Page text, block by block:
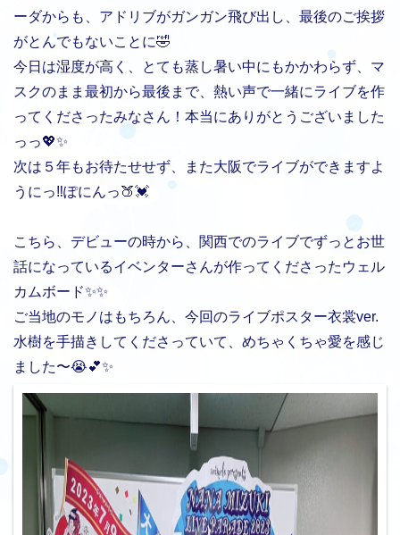
ーダからも、アドリブがガンガン飛び出し、最後のご挨拶
がとんでもないことに🤣
今日は湿度が高く、とても蒸し暑い中にもかかわらず、マ
スクのまま最初から最後まで、熱い声で一緒にライブを作
ってくださったみなさん！本当にありがとうございました
っっ💖✨
次は５年もお待たせせず、また大阪でライブができますよ
うにっ‼️ぽにんっ🍑💓
こちら、デビューの時から、関西でのライブでずっとお世
話になっているイベンターさんが作ってくださったウェル
カムボード✨✨
ご当地のモノはもちろん、今回のライブポスター衣裳ver.
水樹を手描きしてくださっていて、めちゃくちゃ愛を感じ
ました〜😭💕✨